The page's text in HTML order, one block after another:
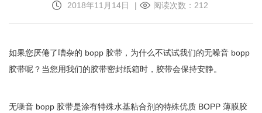
2018年11月14日 | 阅读次数：212
如果您厌倦了嘈杂的 bopp 胶带，为什么不试试我们的无噪音 bopp
胶带呢？当您用我们的胶带密封纸箱时，胶带会保持安静。
无噪音 bopp 胶带是涂有特殊水基粘合剂的特殊优质 BOPP 薄膜胶